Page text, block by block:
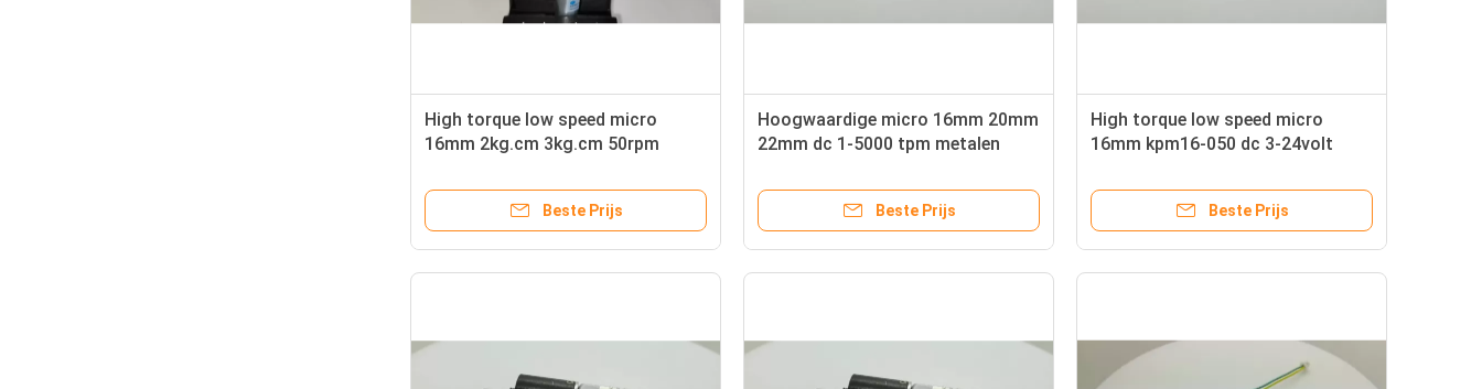
High torque low speed micro
16mm 2kg.cm 3kg.cm 50rpm
9v 12v planetary gearbox motor
Beste Prijs
Hoogwaardige micro 16mm 20mm
22mm dc 1-5000 tpm metalen
Beste Prijs
High torque low speed micro
16mm kpm16-050 dc 3-24volt
motor
Beste Prijs